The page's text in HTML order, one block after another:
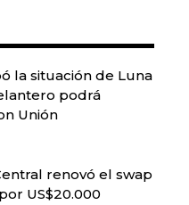
la situación de Luna
podrá
Unión
renovó el swap
US$20.000